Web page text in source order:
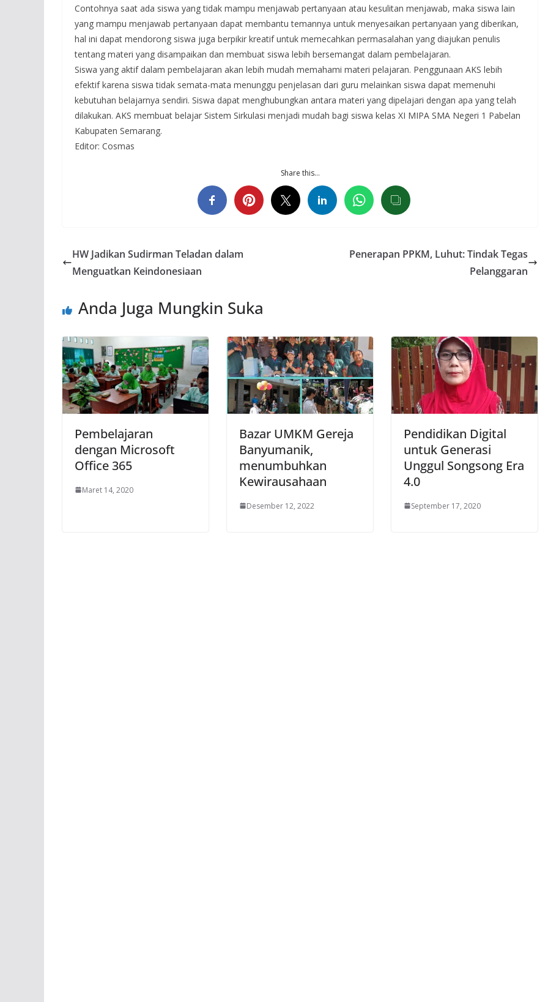
Contohnya saat ada siswa yang tidak mampu menjawab pertanyaan atau kesulitan menjawab, maka siswa lain
yang mampu menjawab pertanyaan dapat membantu temannya untuk menyesaikan pertanyaan yang diberikan,
hal ini dapat mendorong siswa juga berpikir kreatif untuk memecahkan permasalahan yang diajukan penulis
tentang materi yang disampaikan dan membuat siswa lebih bersemangat dalam pembelajaran.
Siswa yang aktif dalam pembelajaran akan lebih mudah memahami materi pelajaran. Penggunaan AKS lebih
efektif karena siswa tidak semata-mata menunggu penjelasan dari guru melainkan siswa dapat memenuhi
kebutuhan belajarnya sendiri. Siswa dapat menghubungkan antara materi yang dipelajari dengan apa yang telah
dilakukan. AKS membuat belajar Sistem Sirkulasi menjadi mudah bagi siswa kelas XI MIPA SMA Negeri 1 Pabelan
Kabupaten Semarang.
Editor: Cosmas
Share this…
HW Jadikan Sudirman Teladan dalam
Menguatkan Keindonesiaan
Penerapan PPKM, Luhut: Tindak Tegas
Pelanggaran
Anda Juga Mungkin Suka
Pembelajaran
dengan Microsoft
Office 365
Maret 14, 2020
Bazar UMKM Gereja
Banyumanik,
menumbuhkan
Kewirausahaan
Desember 12, 2022
Pendidikan Digital
untuk Generasi
Unggul Songsong Era
4.0
September 17, 2020